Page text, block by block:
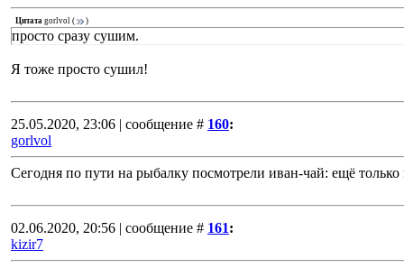
Цитата gorlvol ( )
просто сразу сушим.
Я тоже просто сушил!
25.05.2020, 23:06 | сообщение # 160:
gorlvol
Сегодня по пути на рыбалку посмотрели иван-чай: ещё
02.06.2020, 20:56 | сообщение # 161:
kizir7